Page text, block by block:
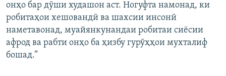
онҳо бар дӯши худашон аст. Ногуфта намонад, ки
робитаҳои хешовандӣ ва шахсии инсонӣ
наметавонад, муайянкунандаи робитаи сиёсии
афрод ва рабти онҳо ба ҳизбу гурӯҳҳои мухталиф
бошад.”